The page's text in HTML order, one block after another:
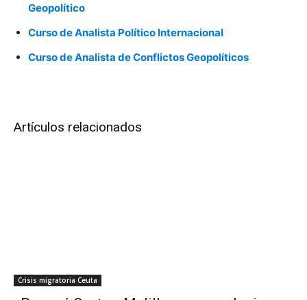
Geopolítico
Curso de Analista Político Internacional
Curso de Analista de Conflictos Geopolíticos
Artículos relacionados
Crisis migratoria Ceuta